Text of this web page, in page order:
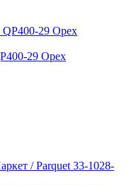
29 Орех